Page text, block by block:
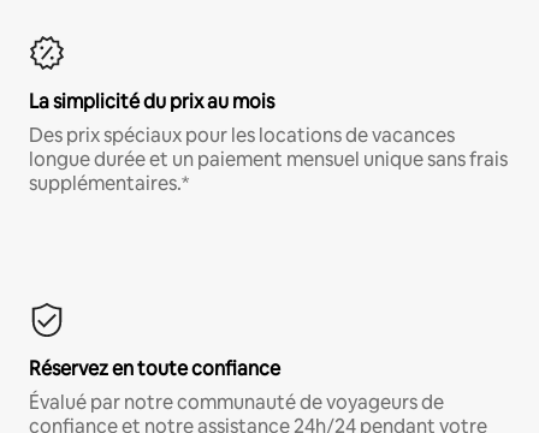
La simplicité du prix au mois
Des prix spéciaux pour les locations de vacances
longue durée et un paiement mensuel unique sans frais
supplémentaires.*
Réservez en toute confiance
Évalué par notre communauté de voyageurs de
confiance et notre assistance 24h/24 pendant votre